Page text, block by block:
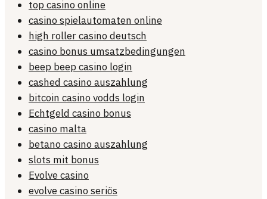
top casino online
casino spielautomaten online
high roller casino deutsch
casino bonus umsatzbedingungen
beep beep casino login
cashed casino auszahlung
bitcoin casino vodds login
Echtgeld casino bonus
casino malta
betano casino auszahlung
slots mit bonus
Evolve casino
evolve casino seriös